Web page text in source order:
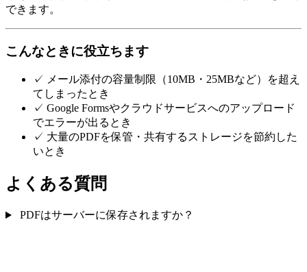
できます。
こんなときに役立ちます
✓ メール添付の容量制限（10MB・25MBなど）を超え
てしまったとき
✓ Google Formsやクラウドサービスへのアップロード
でエラーが出るとき
✓ 大量のPDFを保管・共有するストレージを節約した
いとき
よくある質問
PDFはサーバーに保存されますか？